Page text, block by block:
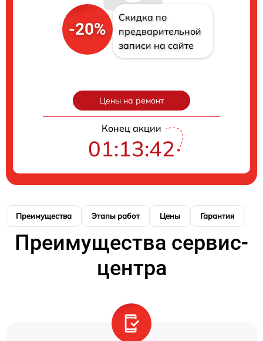
-20%
Скидка по
предварительной
записи на сайте
Цены на ремонт
Конец акции
01:13:41
Преимущества Этапы работ Цены Гарантия
Преимущества сервис-
центра